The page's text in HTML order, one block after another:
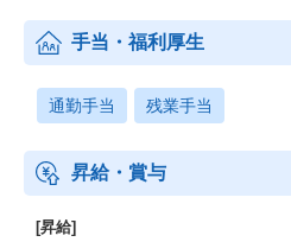
手当・福利厚生
通勤手当 残業手当
昇給・賞与
[昇給]